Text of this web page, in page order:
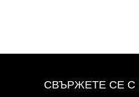
СВЪРЖЕТЕ СЕ С